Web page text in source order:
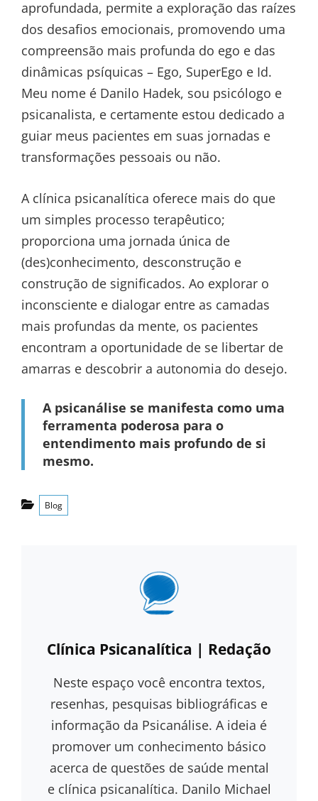
aprofundada, permite a exploração das raízes
dos desafios emocionais, promovendo uma
compreensão mais profunda do ego e das
dinâmicas psíquicas – Ego, SuperEgo e Id.
Meu nome é Danilo Hadek, sou psicólogo e
psicanalista, e certamente estou dedicado a
guiar meus pacientes em suas jornadas e
transformações pessoais ou não.
A clínica psicanalítica oferece mais do que
um simples processo terapêutico;
proporciona uma jornada única de
(des)conhecimento, desconstrução e
construção de significados. Ao explorar o
inconsciente e dialogar entre as camadas
mais profundas da mente, os pacientes
encontram a oportunidade de se libertar de
amarras e descobrir a autonomia do desejo.
A psicanálise se manifesta como uma
ferramenta poderosa para o
entendimento mais profundo de si
mesmo.
Categories
Blog
Author:
Clínica Psicanalítica | Redação
Neste espaço você encontra textos,
resenhas, pesquisas bibliográficas e
informação da Psicanálise. A ideia é
promover um conhecimento básico
acerca de questões de saúde mental
e clínica psicanalítica. Danilo Michael